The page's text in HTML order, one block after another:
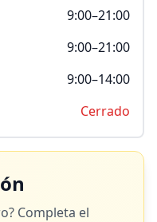
9:00–21:00
9:00–21:00
9:00–14:00
Cerrado
Completa el